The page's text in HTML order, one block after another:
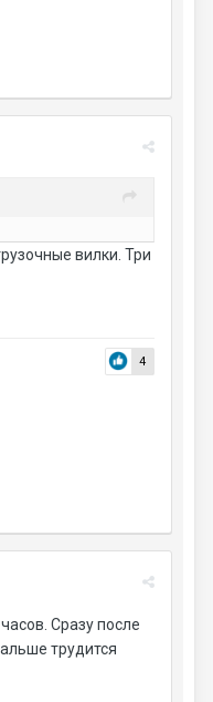
вилки. Три
4
Сразу после
трудится